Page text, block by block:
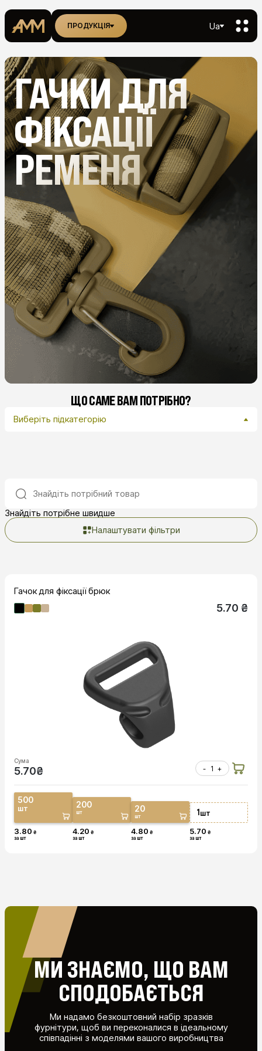
ПРОДУКЦІЯ Ua
ГАЧКИ ДЛЯ
ФІКСАЦІЇ
РЕМЕНЯ
ЩО САМЕ ВАМ ПОТРІБНО?
Виберіть підкатегорію
Знайдіть потрібне швидше
Налаштувати фільтри
Гачок для фіксації брюк
5.70 ₴
Сума
5.70₴ - +
500
шт
3.80 ₴
за шт
200
шт
4.20 ₴
за шт
20
шт
4.80 ₴
за шт
1шт
5.70 ₴
за шт
МИ ЗНАЄМО, ЩО ВАМ
СПОДОБАЄТЬСЯ
Ми надамо безкоштовний набір зразків
фурнітури, щоб ви переконалися в ідеальному
співпадінні з моделями вашого виробництва